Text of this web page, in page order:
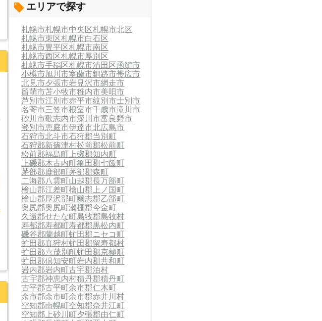
エリアで探す
札幌市札幌市中央区札幌市北区
札幌市東区札幌市白石区
札幌市豊平区札幌市南区
札幌市西区札幌市厚別区
札幌市手稲区札幌市清田区函館市
小樽市旭川市室蘭市釧路市帯広市
北見市夕張市岩見沢市網走市
留萌市苫小牧市稚内市美唄市
芦別市江別市赤平市紋別市士別市
名寄市三笠市根室市千歳市滝川市
砂川市歌志内市深川市富良野市
登別市恵庭市伊達市北広島市
石狩市北斗市石狩郡当別町
石狩郡新篠津村松前郡松前町
松前郡福島町上磯郡知内町
上磯郡木古内町亀田郡七飯町
茅部郡鹿部町茅部郡森町
二海郡八雲町山越郡長万部町
檜山郡江差町檜山郡上ノ国町
檜山郡厚沢部町爾志郡乙部町
奥尻郡奥尻町瀬棚郡今金町
久遠郡せたな町島牧郡島牧村
寿都郡寿都町寿都郡黒松内町
磯谷郡蘭越町虻田郡ニセコ町
虻田郡真狩村虻田郡留寿都村
虻田郡喜茂別町虻田郡京極町
虻田郡倶知安町岩内郡共和町
岩内郡岩内町古宇郡泊村
古宇郡神恵内村積丹郡積丹町
古平郡古平町余市郡仁木町
余市郡余市町余市郡赤井川村
空知郡南幌町空知郡奈井江町
空知郡上砂川町夕張郡由仁町